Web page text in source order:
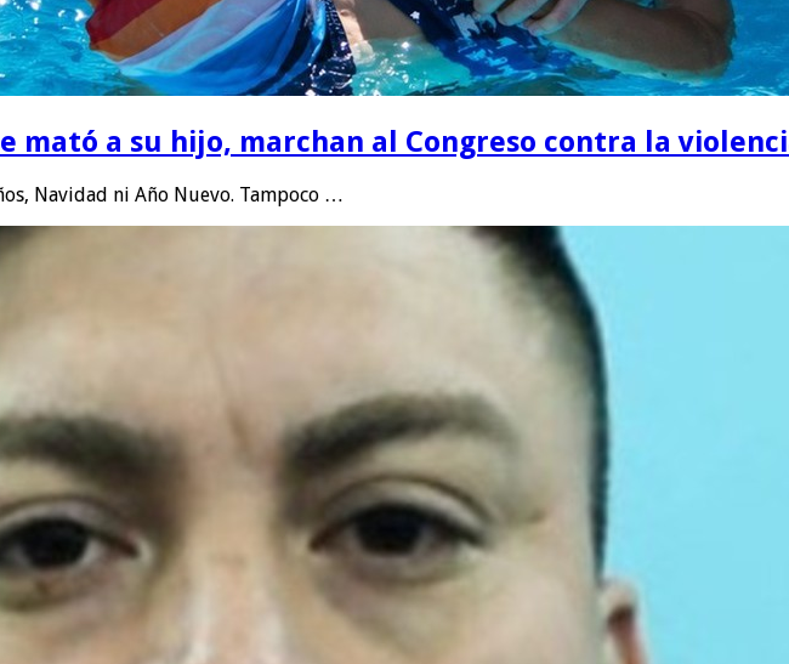
mató a su hijo, marchan al Congreso contra la
Navidad ni Año Nuevo. Tampoco …